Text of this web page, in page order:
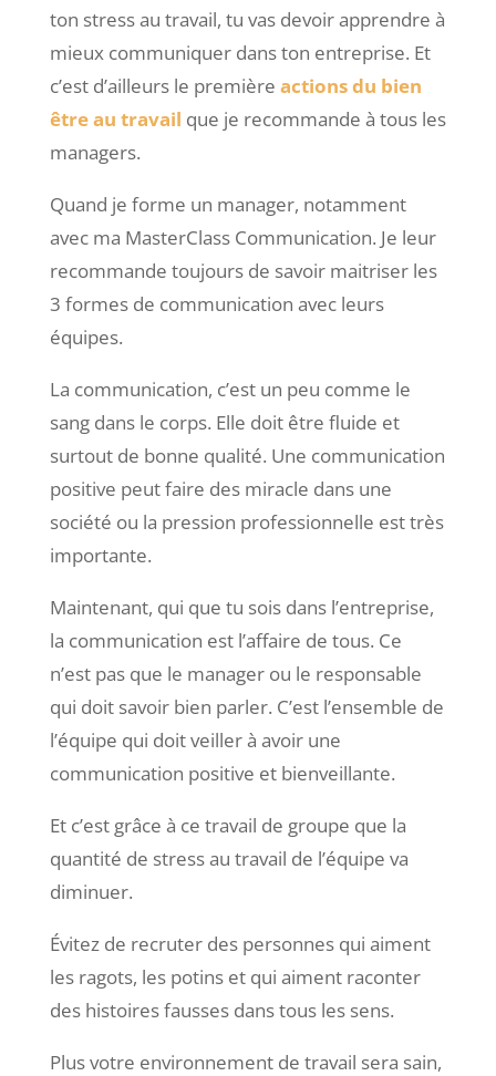
ton stress au travail, tu vas devoir apprendre à
mieux communiquer dans ton entreprise. Et
c’est d’ailleurs le première actions du bien
être au travail que je recommande à tous les
managers.
Quand je forme un manager, notamment
avec ma MasterClass Communication. Je leur
recommande toujours de savoir maitriser les
3 formes de communication avec leurs
équipes.
La communication, c’est un peu comme le
sang dans le corps. Elle doit être fluide et
surtout de bonne qualité. Une communication
positive peut faire des miracle dans une
société ou la pression professionnelle est très
importante.
Maintenant, qui que tu sois dans l’entreprise,
la communication est l’affaire de tous. Ce
n’est pas que le manager ou le responsable
qui doit savoir bien parler. C’est l’ensemble de
l’équipe qui doit veiller à avoir une
communication positive et bienveillante.
Et c’est grâce à ce travail de groupe que la
quantité de stress au travail de l’équipe va
diminuer.
Évitez de recruter des personnes qui aiment
les ragots, les potins et qui aiment raconter
des histoires fausses dans tous les sens.
Plus votre environnement de travail sera sain,